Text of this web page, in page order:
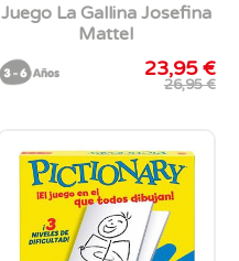
Juego La Gallina Josefina
Mattel
23,95 €
26,95 €